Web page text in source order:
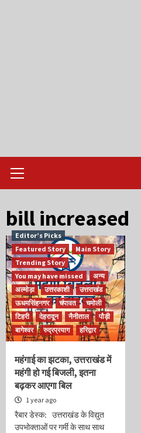
Menu
bill increased
Editor’s Picks
Featured Story
Main Story
Trending Story
You may have missed
अन्य
अल्मोड़ा
उत्तरकाशी
उत्तराखंड
ऊधमसिंहनगर
चंपावत
चमोली
टिहरी
देहरादून नैनीताल
पौड़ी
बागेश्वर
रुद्रप्रयाग हरिद्वार
महंगाई का झटका, उत्तराखंड में
महंगी हो गई बिजली, इतना
बढ़कर आएगा बिल
1 year ago
रैबार डेस्क: उत्तराखंड के विद्युत
उपभोक्ताओं पर गर्मी के साथ साथ